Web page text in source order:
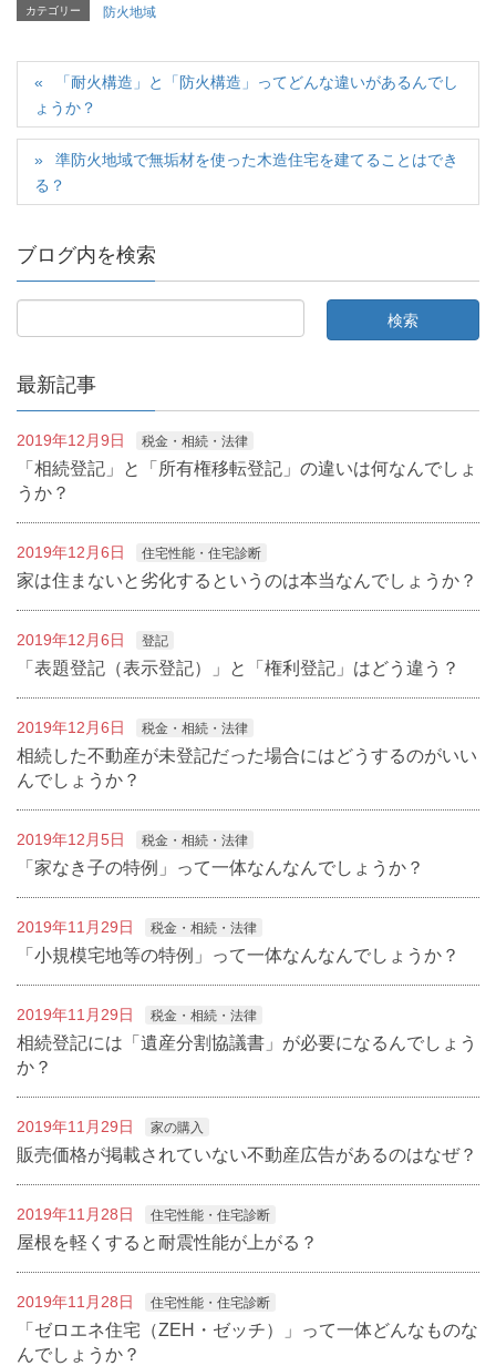
カテゴリー 防火地域
「耐火構造」と「防火構造」ってどんな違いがあるんでし
ょうか？
準防火地域で無垢材を使った木造住宅を建てることはでき
る？
ブログ内を検索
最新記事
2019年12月9日 税金・相続・法律
「相続登記」と「所有権移転登記」の違いは何なんでしょ
うか？
2019年12月6日 住宅性能・住宅診断
家は住まないと劣化するというのは本当なんでしょうか？
2019年12月6日 登記
「表題登記（表示登記）」と「権利登記」はどう違う？
2019年12月6日 税金・相続・法律
相続した不動産が未登記だった場合にはどうするのがいい
んでしょうか？
2019年12月5日 税金・相続・法律
「家なき子の特例」って一体なんなんでしょうか？
2019年11月29日 税金・相続・法律
「小規模宅地等の特例」って一体なんなんでしょうか？
2019年11月29日 税金・相続・法律
相続登記には「遺産分割協議書」が必要になるんでしょう
か？
2019年11月29日 家の購入
販売価格が掲載されていない不動産広告があるのはなぜ？
2019年11月28日 住宅性能・住宅診断
屋根を軽くすると耐震性能が上がる？
2019年11月28日 住宅性能・住宅診断
「ゼロエネ住宅（ZEH・ゼッチ）」って一体どんなものな
んでしょうか？